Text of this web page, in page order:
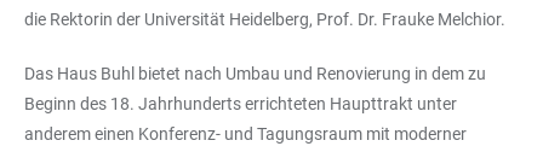
die Rektorin der Universität Heidelberg, Prof. Dr. Frauke Melchior.
Das Haus Buhl bietet nach Umbau und Renovierung in dem zu
Beginn des 18. Jahrhunderts errichteten Haupttrakt unter
anderem einen Konferenz- und Tagungsraum mit moderner